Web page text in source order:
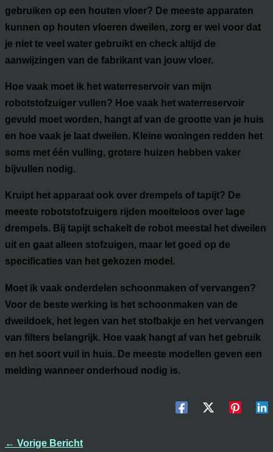
gebruiken op een houten vloer? De meeste apparaten
kunnen op houten vloeren dweilen, zorg er wel voor dat
je niet te veel water gebruikt en check altijd de
aanwijzingen van de fabrikant van jouw vloer.
Hoe vaak moet ik het waterreservoir van mijn
robotstofzuiger vullen? Hoe vaak het waterreservoir
gevuld moet worden, hangt af van de grootte van je huis
en hoe vaak je laat dweilen. Kleine woningen redden het
soms met één vulling, grotere huizen hebben vaker
bijvullen nodig.
Kruipt het apparaat ook over drempels of tapijt? De
meeste robotstofzuigers rijden moeiteloos over lage
drempels. Bij tapijt schakelt de robot meestal het dweilen
uit en gaat alleen stofzuigen, maar let goed op de
specificaties van het gekozen model.
Moet ik vaak onderdelen schoonmaken of vervangen?
Voor de beste werking is het schoonmaken van de
dweildoek, het legen van het stofbakje en het vervangen
van filters belangrijk. Hoe vaak hangt af van het gebruik
en het soort vuil in huis. De meeste modellen geven een
melding wanneer onderhoud nodig is.
← Vorige Bericht